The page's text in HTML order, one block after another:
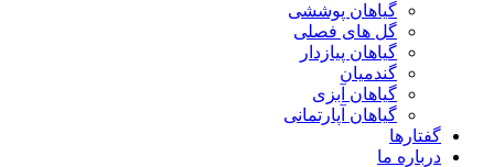
گیاهان پوششی
گل های فصلی
گیاهان پیازدار
گندمیان
گیاهان آبزی
گیاهان آپارتمانی
گفتارها
درباره ما